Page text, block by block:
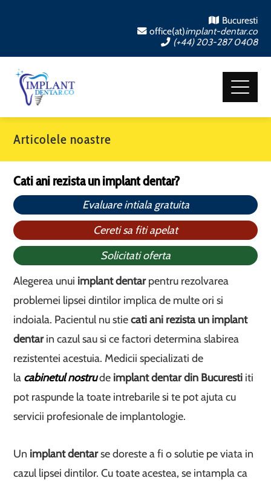
Bucuresti
office(at)implant-dentar.co
(+44) 203-287 0408
Articolele noastre
Cati ani rezista un implant dentar?
Evaluare intiala gratuita
Cereti sa fiti apelat
Solicitati oferta
Alegerea unui implant dentarpentru rezolvarea
problemei lipsei dintilor implica de multe ori si
indoiala. Pacientul nu stiecati ani rezista un implant
dentarin cazul sau si ce factori determina slabirea
rezistentei acestuia. Medicii specializati de
la cabinetul nostrude implant dentar din Bucuresti iti
pot raspunde la toate intrebarile si te pot ajuta cu
servicii profesionale de implantologie.
Un implant dentarse doreste a fi o solutie pe viata in
cazul lipsei dintilor. Cu toate acestea, se intampla ca